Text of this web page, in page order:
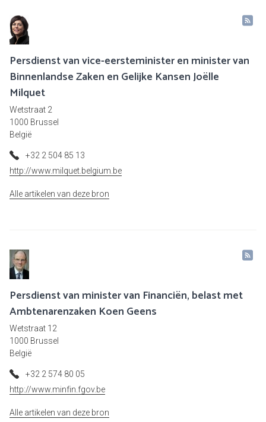
Persdienst van vice-eersteminister en minister van
Binnenlandse Zaken en Gelijke Kansen Joëlle
Milquet
Wetstraat 2
1000 Brussel
België
+32 2 504 85 13
http://www.milquet.belgium.be
Alle artikelen van deze bron
Persdienst van minister van Financiën, belast met
Ambtenarenzaken Koen Geens
Wetstraat 12
1000 Brussel
België
+32 2 574 80 05
http://www.minfin.fgov.be
Alle artikelen van deze bron